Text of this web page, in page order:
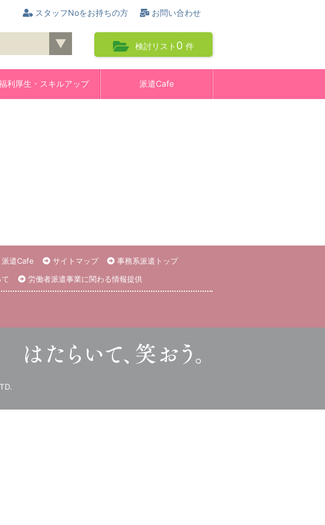
スタッフNoをお持ちの方 お問い合わせ
検討リスト 0件
利厚生・スキルアップ 派遣Cafe
派遣Cafe サイトマップ
事務系派遣トップ
労働者派遣事業に関わる情報提供